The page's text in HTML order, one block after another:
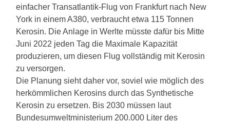
einfacher Transatlantik-Flug von Frankfurt nach New
York in einem A380, verbraucht etwa 115 Tonnen
Kerosin. Die Anlage in Werlte müsste dafür bis Mitte
Juni 2022 jeden Tag die Maximale Kapazität
produzieren, um diesen Flug vollständig mit Kerosin
zu versorgen.
Die Planung sieht daher vor, soviel wie möglich des
herkömmlichen Kerosins durch das Synthetische
Kerosin zu ersetzen. Bis 2030 müssen laut
Bundesumweltministerium 200.000 Liter des